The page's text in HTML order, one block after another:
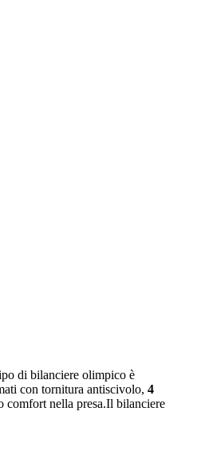
di bilanciere olimpico è
con tornitura antiscivolo, 4
comfort nella presa.Il bilanciere